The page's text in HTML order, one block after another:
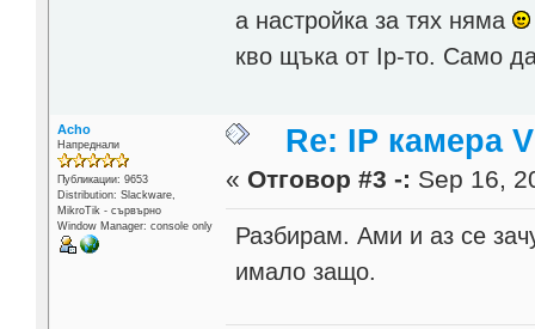
а настройка за тях няма
кво щъка от Ip-то. Само
Acho
Напреднали
Публикации: 9653
Distribution: Slackware,
MikroTik - сървърно
Window Manager: console only
Re: IP камера
« Отговор #3 -: Sep 16,
Разбирам. Ами и аз се
имало защо.